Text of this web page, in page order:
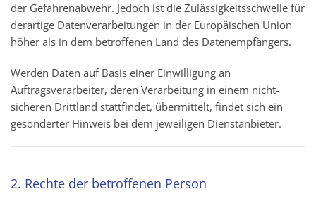
der Gefahrenabwehr. Jedoch ist die Zulässigkeitsschwelle für
derartige Datenverarbeitungen in der Europäischen Union
höher als in dem betroffenen Land des Datenempfängers.
Werden Daten auf Basis einer Einwilligung an
Auftragsverarbeiter, deren Verarbeitung in einem nicht-
sicheren Drittland stattfindet, übermittelt, findet sich ein
gesonderter Hinweis bei dem jeweiligen Dienstanbieter.
2. Rechte der betroffenen Person